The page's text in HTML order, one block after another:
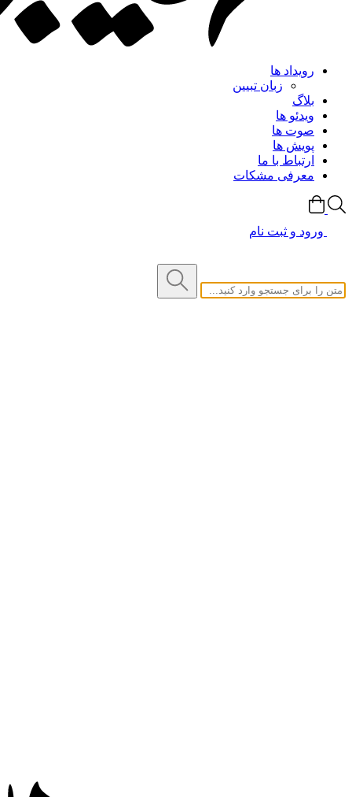
رویداد ها
زبان تبیین
بلاگ
ویدئو ها
صوت ها
پویش ها
ارتباط با ما
معرفی مشکات
ورود و ثبت نام